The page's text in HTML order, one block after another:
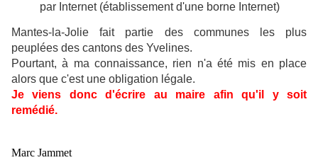
par Internet (établissement d'une borne Internet)
Mantes-la-Jolie fait partie des communes les plus
peuplées des cantons des Yvelines.
Pourtant, à ma connaissance, rien n'a été mis en place
alors que c'est une obligation légale.
Je viens donc d'écrire au maire afin qu'il y soit
remédié.
Marc Jammet